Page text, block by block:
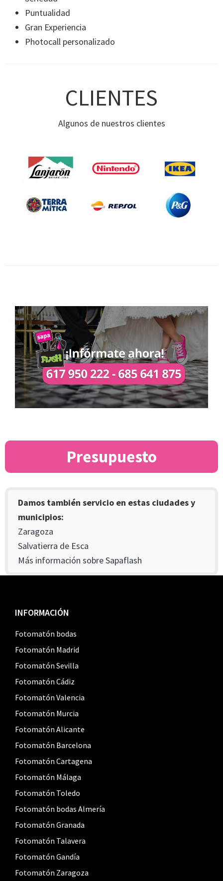
Puntualidad
Gran Experiencia
Photocall personalizado
CLIENTES
Algunos de nuestros clientes
Presupuesto
Damos también servicio en estas ciudades y
municipios:
Zaragoza
Salvatierra de Esca
Más información sobre Sapaflash
Footer
INFORMACIÓN
Fotomatón bodas
Fotomatón Madrid
Fotomatón Sevilla
Fotomatón Cádiz
Fotomatón Valencia
Fotomatón Murcia
Fotomatón Alicante
Fotomatón Barcelona
Fotomatón Cartagena
Fotomatón Málaga
Fotomatón Toledo
Fotomatón bodas Almería
Fotomatón Granada
Fotomatón Talavera
Fotomatón Gandía
Fotomatón Zaragoza